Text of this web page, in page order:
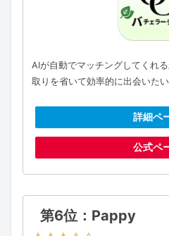
AIが自動でマッチングしてくれ
取りを省いて効率的に出会いたい
詳細ペ
公式ペ
第6位：Pappy